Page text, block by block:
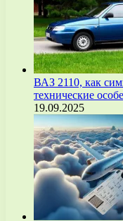
ВАЗ 2110, как
технические
19.09.2025